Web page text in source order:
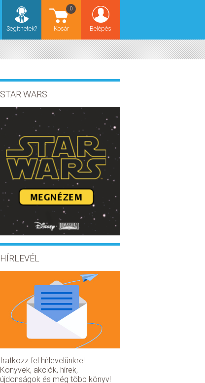
Belépés
Kosár
0
Segíthetek?
STAR WARS
HÍRLEVÉL
Iratkozz fel hírlevelünkre!
Könyvek, akciók, hírek,
újdonságok és még több könyv!